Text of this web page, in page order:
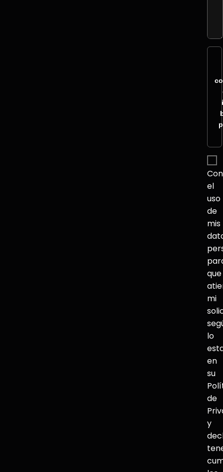
el
uso
de
mis
que
mi
lo
en
su
de
y